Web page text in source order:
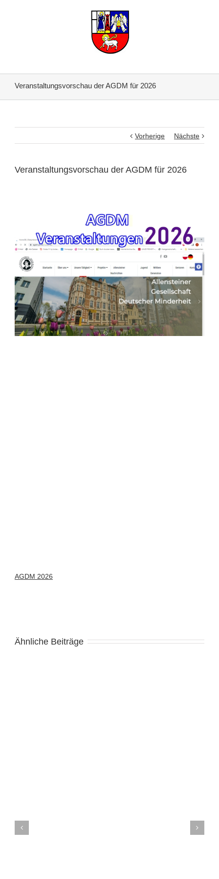
Veranstaltungsvorschau der AGDM für 2026
Vorherige Nächste
Veranstaltungsvorschau der AGDM für 2026
AGDM 2026
Ähnliche Beiträge